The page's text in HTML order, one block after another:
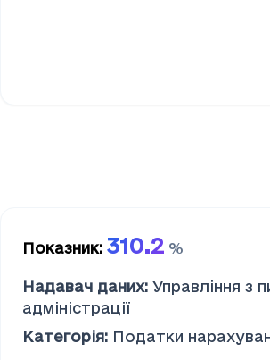
Показник: 310.2 %
Надавач даних: Управління з
адміністрації
Категорія: Податки